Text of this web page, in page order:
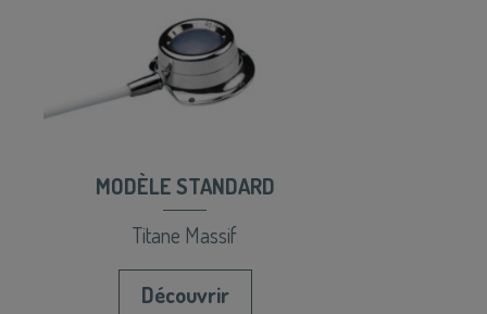
MODÈLE STANDARD
Titane Massif
Découvrir